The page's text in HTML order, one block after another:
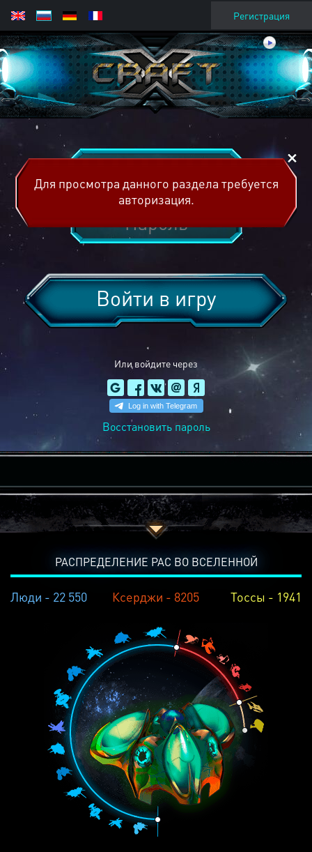
Регистрация
Или войдите через
Войти в игру
Восстановить пароль
Для просмотра данного раздела требуется
авторизация.
РАСПРЕДЕЛЕНИЕ РАС ВО ВСЕЛЕННОЙ
Люди - 22 550 Ксерджи - 8205 Тоссы - 1941